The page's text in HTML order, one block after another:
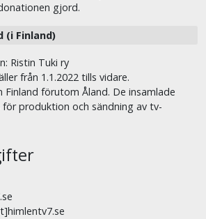
gjord.
(i Finland)
Ristin Tuki ry
från 1.1.2022 tills vidare.
Finland förutom Åland. De insamlade
för produktion och sändning av tv-